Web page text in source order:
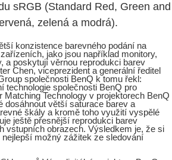
sRGB (Standard Red, Green and
zelená a modrá).
konzistence barevného podání na
jako jsou například monitory,
a poskytují věrnou reprodukci barev
Chen, viceprezident a generální ředitel
společnosti BenQ k tomu řekl:
technologie společnosti BenQ pro
Technology v projektorech BenQ
dosáhnout větší saturace barev a
škály a kromě toho využití vyspělé
ještě přesnější reprodukci barev
vstupních obrazech. Výsledkem je, že si
možný zážitek ze sledování